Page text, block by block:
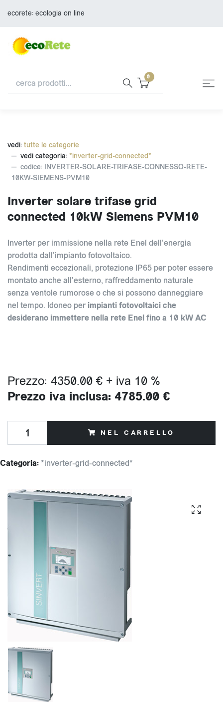
ecorete: ecologia on line
0
vedi: tutte le categorie
vedi categoria: *inverter-grid-connected*
codice: INVERTER-SOLARE-TRIFASE-CONNESSO-RETE-
10KW-SIEMENS-PVM10
Inverter solare trifase grid
connected 10kW Siemens PVM10
Inverter per immissione nella rete Enel dell'energia
prodotta dall'impianto fotovoltaico.
Rendimenti eccezionali, protezione IP65 per poter essere
montato anche all'esterno, raffreddamento naturale
senza ventole rumorose o che si possono danneggiare
nel tempo. Idoneo perimpianti fotovoltaici che
desiderano immettere nella rete Enel fino a 10 kW AC
Prezzo: 4350.00 € + iva 10 %
Prezzo iva inclusa: 4785.00 €
NEL CARRELLO
Categoria: *inverter-grid-connected*